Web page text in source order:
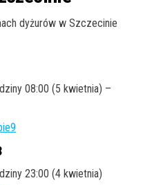
dyżurów w Szczecinie
08:00 (5 kwietnia) –
23:00 (4 kwietnia)